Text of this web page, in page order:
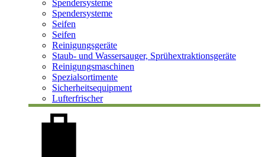
Spendersysteme
Spendersysteme
Seifen
Seifen
Reinigungsgeräte
Staub- und Wassersauger, Sprühextraktionsgeräte
Reinigungsmaschinen
Spezialsortimente
Sicherheitsequipment
Lufterfrischer